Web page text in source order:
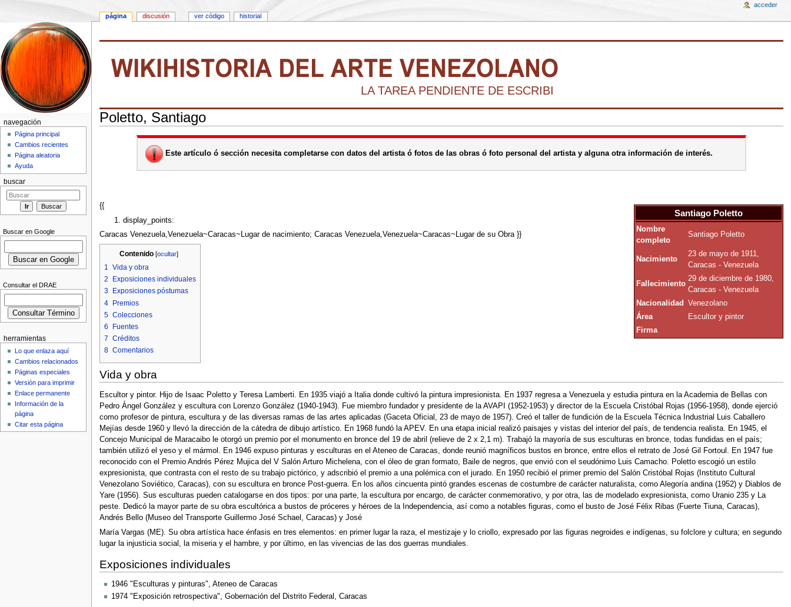
LA TAREA PENDIENTE DE ESCRIBIR LA HISTORIA DEL ARTE VENEZOLANO
Poletto, Santiago
Este artículo ó sección necesita completarse con datos del artista ó fotos de las obras ó foto personal del artista y alguna otra información de interés.
Santiago Poletto
Nombre
completo
Santiago Poletto
Nacimiento
23 de mayo de 1911,
Caracas - Venezuela
Fallecimiento
29 de diciembre de 1980,
Caracas - Venezuela
Nacionalidad
Venezolano
Área
Escultor y pintor
Firma
{{
display_points:
Caracas Venezuela,Venezuela~Caracas~Lugar de nacimiento; Caracas Venezuela,Venezuela~Caracas~Lugar de su Obra }}
Contenido [ocultar]
1 Vida y obra
2
Exposiciones individuales
3
Exposiciones póstumas
4 Premios
5 Colecciones
6
Fuentes
7 Créditos
8 Comentarios
Vida y obra
Escultor y pintor. Hijo de Isaac Poletto y Teresa Lamberti. En 1935 viajó a Italia donde cultivó la pintura impresionista. En 1937 regresa a Venezuela y estudia pintura en la Academia de Bellas con
Pedro Ángel González y escultura con Lorenzo González (1940-1943). Fue miembro fundador y presidente de la AVAPI (1952-1953) y director de la Escuela Cristóbal Rojas (1956-1958), donde ejerció
como profesor de pintura, escultura y de las diversas ramas de las artes aplicadas (Gaceta Oficial, 23 de mayo de 1957). Creó el taller de fundición de la Escuela Técnica Industrial Luis Caballero
Mejías desde 1960 y llevó la dirección de la cátedra de dibujo artístico. En 1968 fundó la APEV. En una etapa inicial realizó paisajes y vistas del interior del país, de tendencia realista. En 1945, el
Concejo Municipal de Maracaibo le otorgó un premio por el monumento en bronce del 19 de abril (relieve de 2 x 2,1 m). Trabajó la mayoría de sus esculturas en bronce, todas fundidas en el país;
también utilizó el yeso y el mármol. En 1946 expuso pinturas y esculturas en el Ateneo de Caracas, donde reunió magníficos bustos en bronce, entre ellos el retrato de José Gil Fortoul. En 1947 fue
reconocido con el Premio Andrés Pérez Mujica del V Salón Arturo Michelena, con el óleo de gran formato, Baile de negros, que envió con el seudónimo Luis Camacho. Poletto escogió un estilo
expresionista, que contrasta con el resto de su trabajo pictórico, y adscribió el premio a una polémica con el jurado. En 1950 recibió el primer premio del Salón Cristóbal Rojas (Instituto Cultural
Venezolano Soviético, Caracas), con su escultura en bronce Post-guerra. En los años cincuenta pintó grandes escenas de costumbre de carácter naturalista, como Alegoría andina (1952) y Diablos de
Yare (1956). Sus esculturas pueden catalogarse en dos tipos: por una parte, la escultura por encargo, de carácter conmemorativo, y por otra, las de modelado expresionista, como Uranio 235 y La
peste. Dedicó la mayor parte de su obra escultórica a bustos de próceres y héroes de la Independencia, así como a notables figuras, como el busto de José Félix Ribas (Fuerte Tiuna, Caracas),
Andrés Bello (Museo del Transporte Guillermo José Schael, Caracas) y José
María Vargas (ME). Su obra artística hace énfasis en tres elementos: en primer lugar la raza, el mestizaje y lo criollo, expresado por las figuras negroides e indígenas, su folclore y cultura; en segundo
lugar la injusticia social, la miseria y el hambre, y por último, en las vivencias de las dos guerras mundiales.
Exposiciones individuales
1946 "Esculturas y pinturas", Ateneo de Caracas
1974 "Exposición retrospectiva", Gobernación del Distrito Federal, Caracas
página discusión ver código historial
acceder
navegación
Página principal
Cambios recientes
Página aleatoria
Ayuda
buscar
Buscar en Google
Consultar el DRAE
herramientas
Lo que enlaza aquí
Cambios relacionados
Páginas especiales
Versión para imprimir
Enlace permanente
Información de la
página
Citar esta página